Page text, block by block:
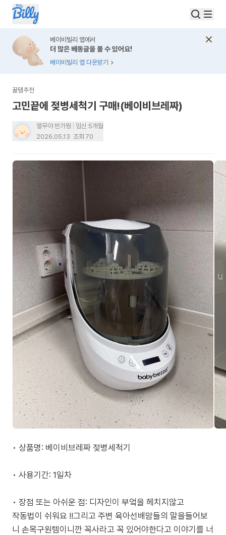
베이비빌리 앱에서
더 많은 베동글을 볼 수 있어요!
베이비빌리 앱 다운받기
꿀템추천
고민끝에 젖병세척기 구매!(베이비브레짜)
열무야 반가웡
임신 5개월
2026.05.13 조회 70
• 상품명: 베이비브레짜 젖병세척기
• 사용기간: 1일차
• 장점 또는 아쉬운 점: 디자인이 부엌을 헤치지않고
작동법이 쉬워요 !!그리고 주변 육아선배맘들의 말을들어보
니 손목구원템이니깐 꼭사라고 꼭 있어야한다고 이야기를 너